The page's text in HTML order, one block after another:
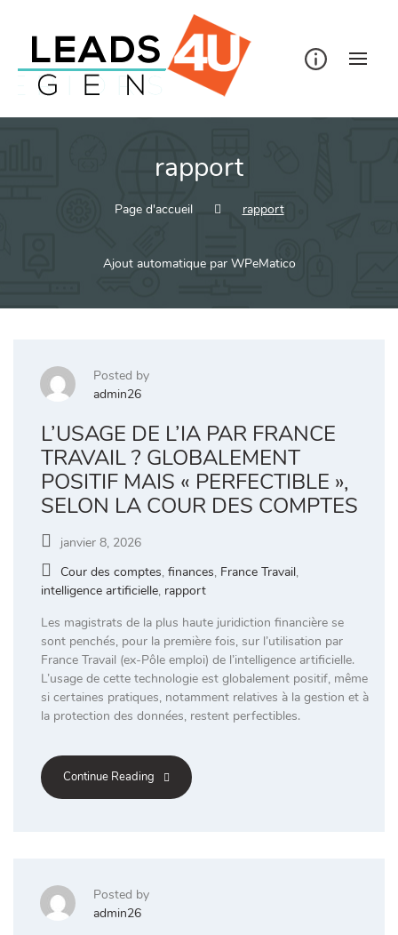
rapport
Page d'accueil rapport
Ajout automatique par WPeMatico
Posted by
admin26
L’USAGE DE L’IA PAR FRANCE
TRAVAIL ? GLOBALEMENT
POSITIF MAIS « PERFECTIBLE »,
SELON LA COUR DES COMPTES
janvier 8, 2026
Cour des comptes, finances, France Travail,
intelligence artificielle, rapport
Les magistrats de la plus haute juridiction financière se
sont penchés, pour la première fois, sur l’utilisation par
France Travail (ex-Pôle emploi) de l’intelligence artificielle.
L’usage de cette technologie est globalement positif, même
si certaines pratiques, notamment relatives à la gestion et à
la protection des données, restent perfectibles.
Continue Reading
Posted by
admin26